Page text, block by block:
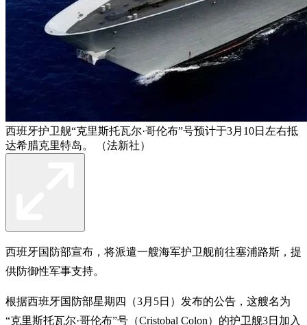
西班牙护卫舰“克里斯托瓦尔·哥伦布”号预计于3月10日左右抵
达希腊克里特岛。 （法新社）
西班牙国防部宣布，将派遣一艘海军护卫舰前往塞浦路斯，提
供防御性军事支持。
根据西班牙国防部星期四（3月5日）发布的公告，这艘名为
“克里斯托瓦尔·哥伦布”号（Cristobal Colon）的护卫舰3日加入